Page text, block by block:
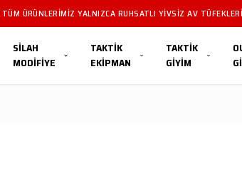
ÜRÜNLERIMIZ YALNIZCA RUHSATLI YIVSIZ AV
SİLAH
MODİFİYE
TAKTİK
EKİPMAN
TAKTİK
GİYİM